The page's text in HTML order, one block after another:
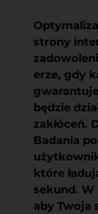
strony
erze, gdy
będzie
zakłóceń.
Badania
które
sekund.
aby Twoja